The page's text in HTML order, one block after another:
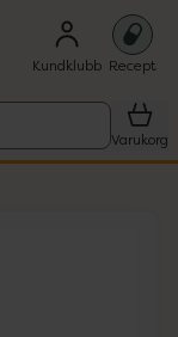
Kundklubb Recept
Varukorg